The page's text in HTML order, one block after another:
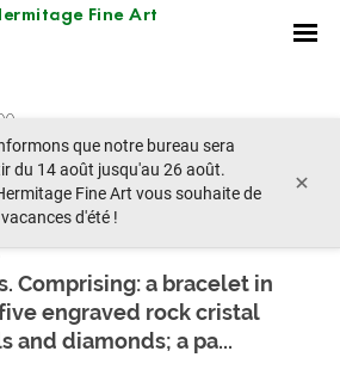
Fine Art
que notre bureau sera
du 14 août jusqu'au 26 août.
Fine Art vous souhaite de
d'été !
×
lot suivant
White gold and rock crystal
Comprising: a bracelet in
engraved rock cristal
and diamonds; a pa...